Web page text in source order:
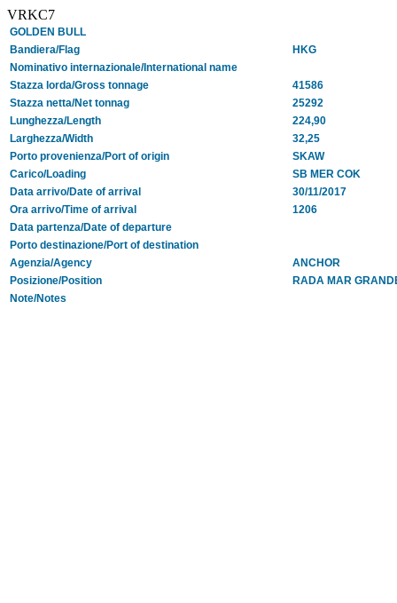
VRKC7
GOLDEN BULL
Bandiera/Flag
HKG
Nominativo internazionale/International name
Stazza lorda/Gross tonnage
41586
Stazza netta/Net tonnag
25292
Lunghezza/Length
224,90
Larghezza/Width
32,25
Porto provenienza/Port of origin
SKAW
Carico/Loading
SB MER COK
Data arrivo/Date of arrival
30/11/2017
Ora arrivo/Time of arrival
1206
Data partenza/Date of departure
Porto destinazione/Port of destination
Agenzia/Agency
ANCHOR
Posizione/Position
RADA MAR
Note/Notes